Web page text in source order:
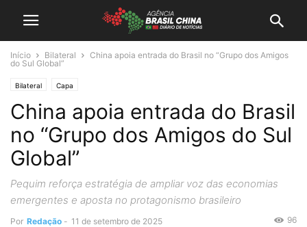
Início Bilateral
China apoia entrada do Brasil no “Grupo dos Amigos
do Sul Global”
Bilateral Capa
China apoia entrada do Brasil
no “Grupo dos Amigos do Sul
Global”
Pequim reforça estratégia de ampliar voz das economias
emergentes e aposta no protagonismo brasileiro
Por Redação - 11 de setembro de 2025 96